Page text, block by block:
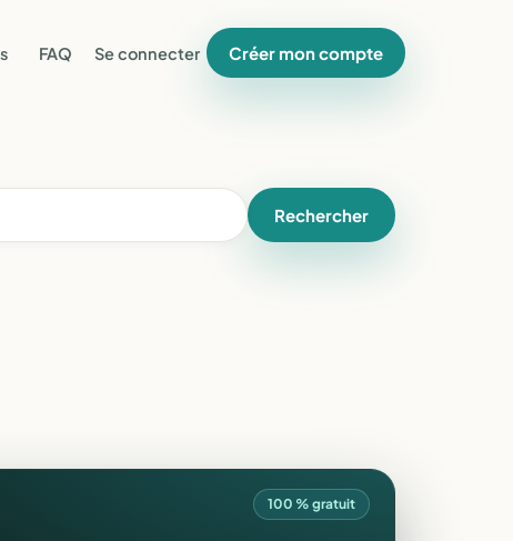
FAQ Se connecter Créer mon compte
Rechercher
100 % gratuit